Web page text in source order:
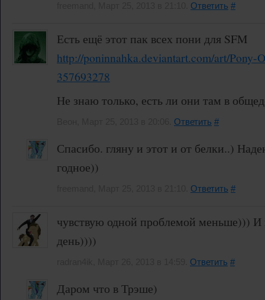
Ответить #
Есть ещё этот пак всех пони для SFM
http://poninnahka.deviantart.com/art/Pony-
357693278
Не знаю только, есть ли они там в
Ответить #
Спасибо. гляну и этот и от белки..)
годное))
Ответить #
чувствую одной проблемой меньше))) И
день))))
Ответить #
Даром что в Трэше)